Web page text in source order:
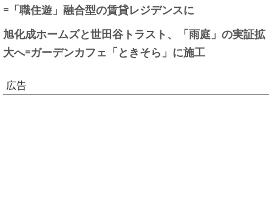
=「職住遊」融合型の賃貸レジデンスに
旭化成ホームズと世田谷トラスト、「雨庭」の実証拡
大へ=ガーデンカフェ「ときそら」に施工
広告